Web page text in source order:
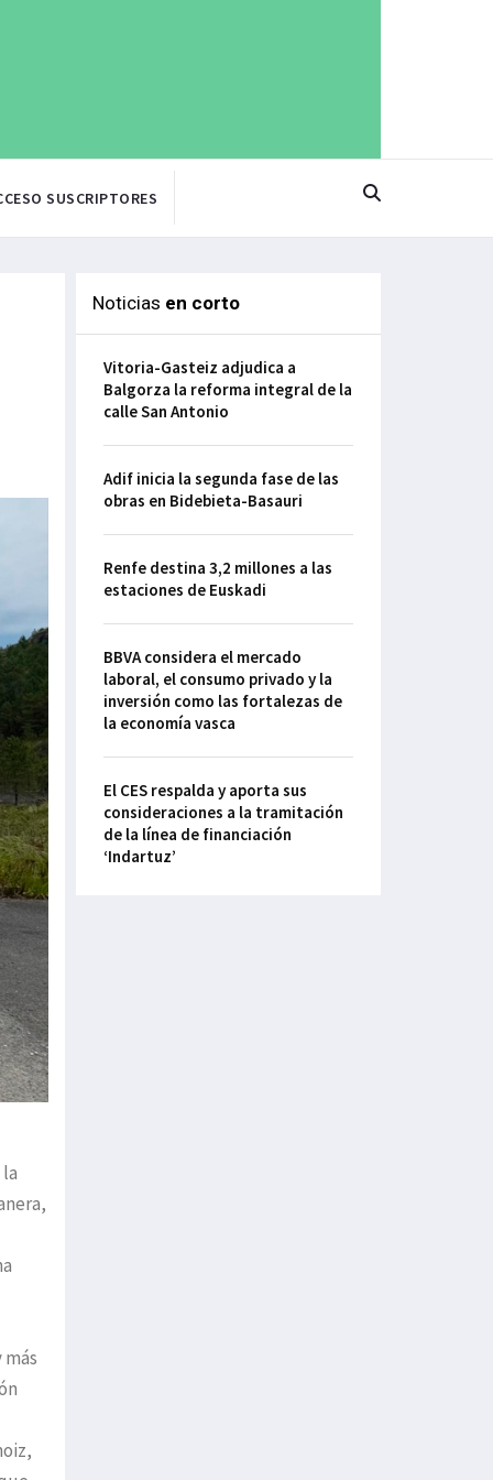
SUSCRIPTORES
Noticias en corto
Vitoria-Gasteiz adjudica a
Balgorza la reforma integral de la
calle San Antonio
Adif inicia la segunda fase de las
obras en Bidebieta-Basauri
Renfe destina 3,2 millones a las
estaciones de Euskadi
BBVA considera el mercado
laboral, el consumo privado y la
inversión como las fortalezas de
la economía vasca
El CES respalda y aporta sus
consideraciones a la tramitación
de la línea de financiación
‘Indartuz’